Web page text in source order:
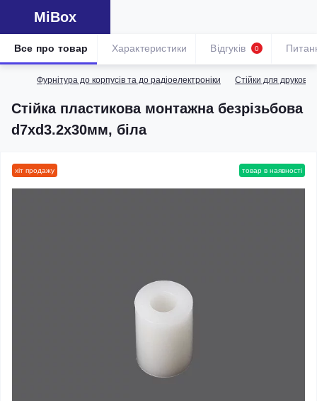
MiBox
Фурнітура до корпусів та до радіоелектроніки Стійки для
Стійка пластикова монтажна безрізьбова
d7xd3.2х30мм, біла
Все про товар Характеристики Відгуків 0
хіт продажу товар в наявності